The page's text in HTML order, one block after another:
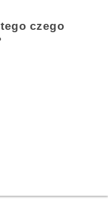
czego